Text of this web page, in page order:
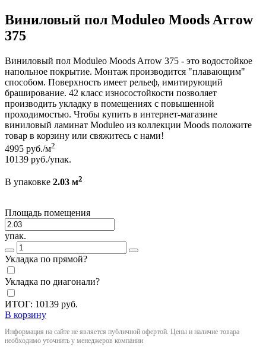
Виниловый пол Moduleo Moods Arrow
375
Виниловый пол Moduleo Moods Arrow 375 - это водостойкое
напольное покрытие. Монтаж производится "плавающим"
способом. Поверхность имеет рельеф, имитирующий
браширование. 42 класс износостойкости позволяет
производить укладку в помещениях с повышенной
проходимостью. Чтобы купить в интернет-магазине
виниловый ламинат Moduleo из коллекции Moods положите
товар в корзину или свяжитесь с нами!
4995 руб./м2
10139 руб./упак.
В упаковке 2.03 м2
Площадь помещения
упак.
Укладка по прямой?
Укладка по диагонали?
ИТОГ: 10139 руб.
В корзину
Информация на сайте не является публичной офертой. Цены и наличие товара
необходимо уточнить у менеджеров компании